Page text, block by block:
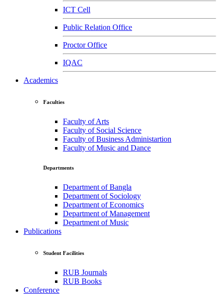
ICT Cell
Public Relation Office
Proctor Office
IQAC
Academics
Faculties
Faculty of Arts
Faculty of Social Science
Faculty of Business Administartion
Faculty of Music and Dance
Departments
Department of Bangla
Department of Sociology
Department of Economics
Department of Management
Department of Music
Publications
Student Facilities
RUB Journals
RUB Books
Conference